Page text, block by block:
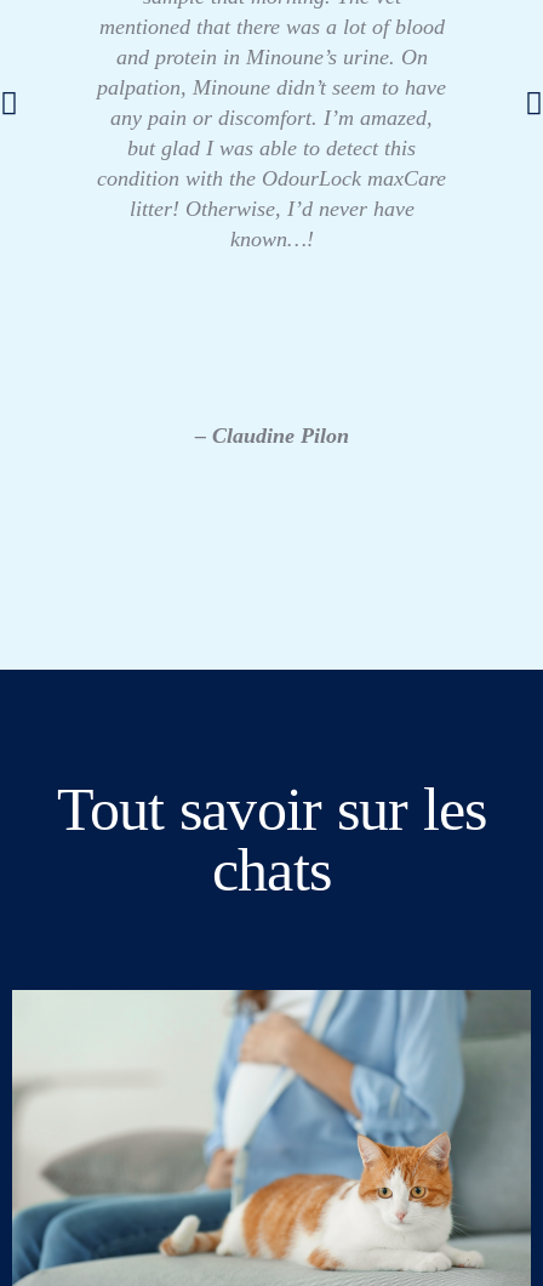
mentioned that there was a lot of blood
and protein in Minoune’s urine. On
palpation, Minoune didn’t seem to have
any pain or discomfort. I’m amazed,
but glad I was able to detect this
condition with the OdourLock maxCare
litter! Otherwise, I’d never have
known…!
– Claudine Pilon
Tout savoir sur les
chats